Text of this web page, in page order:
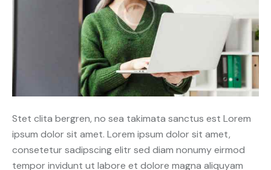
Stet clita bergren, no sea takimata sanctus est Lorem
ipsum dolor sit amet. Lorem ipsum dolor sit amet,
consetetur sadipscing elitr sed diam nonumy eirmod
tempor invidunt ut labore et dolore magna aliquyam